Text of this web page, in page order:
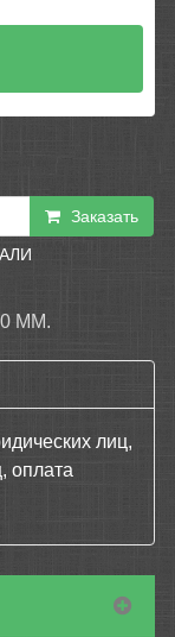
Заказать
ММ.
лиц,
оплата